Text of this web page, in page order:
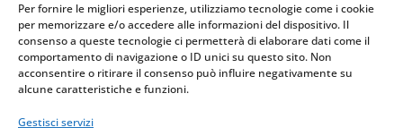
Per fornire le migliori esperienze, utilizziamo tecnologie come i cookie
per memorizzare e/o accedere alle informazioni del dispositivo. Il
consenso a queste tecnologie ci permetterà di elaborare dati come il
comportamento di navigazione o ID unici su questo sito. Non
acconsentire o ritirare il consenso può influire negativamente su
alcune caratteristiche e funzioni.
Gestisci servizi
contratto. Perché, alla fine, non conta l’etichetta
commerciale usata nelle brochure. Conta
l’obbligazione assunta, il contenuto della fattura,
la congruità del prezzo e la prova che il
corrispettivo riguarda lavori agevolati.